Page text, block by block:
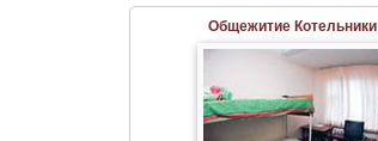
Общежитие Котельники